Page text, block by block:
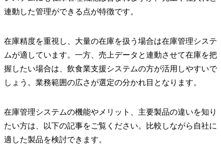
連動した管理ができる点が特徴です。
在庫精度を重視し、大量の在庫を扱う場合は在庫管理システ
ムが適しています。一方、売上データと連動させて在庫を把
握したい場合は、飲食業支援システムの方が活用しやすいで
しょう。業務範囲の広さが選定の分かれ目となります。
在庫管理システムの機能やメリット、主要製品の違いを知り
たい方は、以下の記事をご覧ください。比較しながら自社に
適した製品を検討できます。